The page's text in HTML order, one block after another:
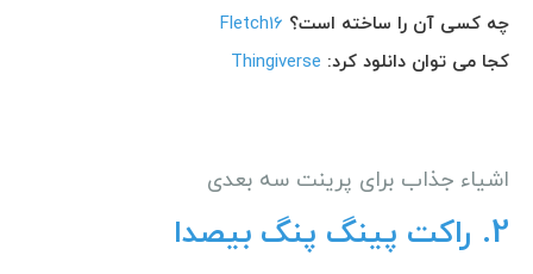
چه کسی آن را ساخته است؟ Fletch16
کجا می توان دانلود کرد: Thingiverse
اشیاء جذاب برای پرینت سه بعدی
2. راکت پینگ پنگ بیصدا